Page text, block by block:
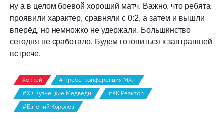
ну а в целом боевой хороший матч. Важно, что ребята
проявили характер, сравняли с 0:2, а затем и вышли
вперёд, но немножко не удержали. Большинство
сегодня не сработало. Будем готовиться к завтрашней
встрече.
Хоккей
#Пресс-конференция МХЛ
#ХК Кузнецкие Медведи
#ХК Реактор
#Евгений Королев